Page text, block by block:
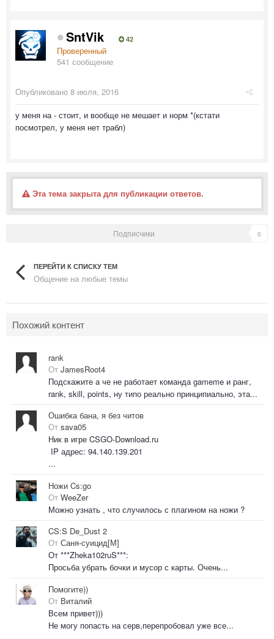
SntVik 42
Проверенный
541 сообщение
Опубликовано 8 июля, 2016
у меня на - стоит, и вообще не мешает и норм *(кстати
посмотрел, у меня нет трабл)
Эта тема закрыта для публикации ответов.
Подписчики 0
ПЕРЕЙТИ К СПИСКУ ТЕМ
Общение на любые темы
Похожий контент
rank
От JamesRoot4
Подскажите а че не работает команда gameme и ранг,
rank, skill, points, ну типо реально принципиально, эта...
Ошибка бана, я без читов
От sava05
Ник в игре CSGO-Download.ru
IP адрес: 94.140.139.201
...
Ножи Cs:go
От WeeZer
Можно узнать , что случилось с плагином на ножи ?
CS:S De_Dust 2
От Саня-суицид[М]
От ***Zheka102ruS***:
Просьба убрать бочки и мусор с карты. Очень...
Помогите))
От Виталий
Всем привет)))
Не могу попасть на серв,перепробовал уже все...